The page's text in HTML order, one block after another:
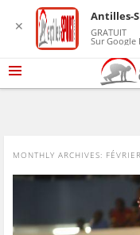
MONTHLY ARCHIVES:
✕
Antilles-
GRATUIT
Sur Google